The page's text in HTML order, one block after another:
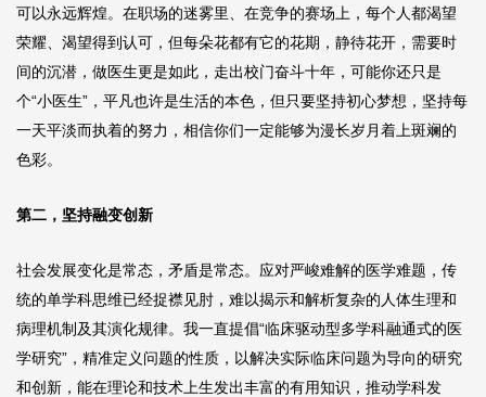
可以永远辉煌。在职场的迷雾里、在竞争的赛场上，每个人都渴望
荣耀、渴望得到认可，但每朵花都有它的花期，静待花开，需要时
间的沉潜，做医生更是如此，走出校门奋斗十年，可能你还只是
个“小医生”，平凡也许是生活的本色，但只要坚持初心梦想，坚持每
一天平淡而执着的努力，相信你们一定能够为漫长岁月着上斑斓的
色彩。
第二，坚持融变创新
社会发展变化是常态，矛盾是常态。应对严峻难解的医学难题，传
统的单学科思维已经捉襟见肘，难以揭示和解析复杂的人体生理和
病理机制及其演化规律。我一直提倡“临床驱动型多学科融通式的医
学研究”，精准定义问题的性质，以解决实际临床问题为导向的研究
和创新，能在理论和技术上生发出丰富的有用知识，推动学科发